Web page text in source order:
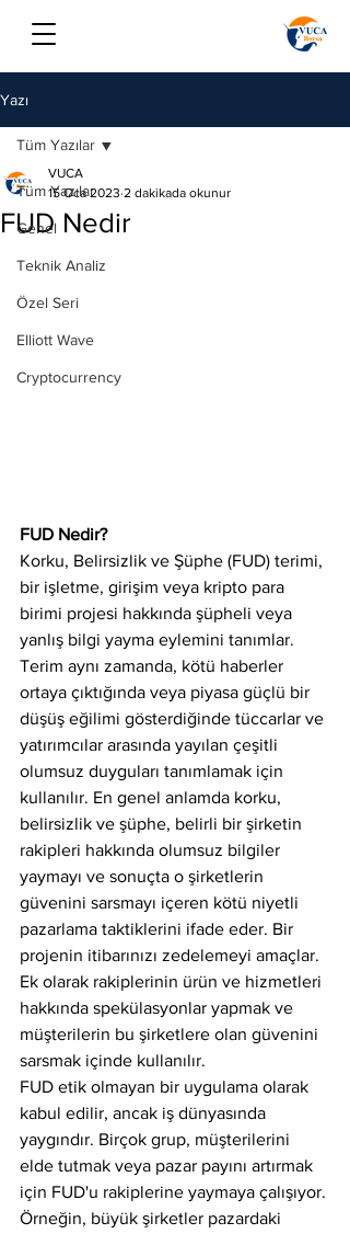
Yazı
Tüm Yazılar
Genel
Teknik Analiz
Özel Seri
Elliott Wave
Cryptocurrency
Tüm Yazılar
FUD Nedir
VUCA
15 Oca 2023 2 dakikada okunur
FUD Nedir?
Korku, Belirsizlik ve Şüphe (FUD) terimi,
bir işletme, girişim veya kripto para
birimi projesi hakkında şüpheli veya
yanlış bilgi yayma eylemini tanımlar.
Terim aynı zamanda, kötü haberler
ortaya çıktığında veya piyasa güçlü bir
düşüş eğilimi gösterdiğinde tüccarlar ve
yatırımcılar arasında yayılan çeşitli
olumsuz duyguları tanımlamak için
kullanılır. En genel anlamda korku,
belirsizlik ve şüphe, belirli bir şirketin
rakipleri hakkında olumsuz bilgiler
yaymayı ve sonuçta o şirketlerin
güvenini sarsmayı içeren kötü niyetli
pazarlama taktiklerini ifade eder. Bir
projenin itibarınızı zedelemeyi amaçlar.
Ek olarak rakiplerinin ürün ve hizmetleri
hakkında spekülasyonlar yapmak ve
müşterilerin bu şirketlere olan güvenini
sarsmak içinde kullanılır.
FUD etik olmayan bir uygulama olarak
kabul edilir, ancak iş dünyasında
yaygındır. Birçok grup, müşterilerini
elde tutmak veya pazar payını artırmak
için FUD'u rakiplerine yaymaya çalışıyor.
Örneğin, büyük şirketler pazardaki